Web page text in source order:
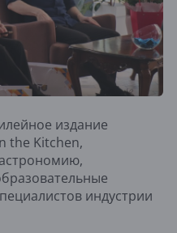
издание
the Kitchen,
индустрии